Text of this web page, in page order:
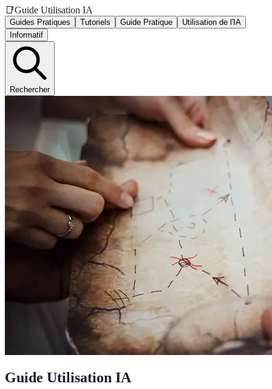
📑Guide Utilisation IA
Guides Pratiques Tutoriels Guide Pratique
Utilisation de l'IA
Informatif
Rechercher
Guide Utilisation IA